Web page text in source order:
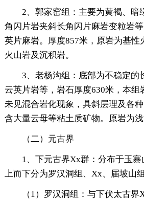
2、郭家窑组：主要为黄褐、暗
角闪片岩夹斜长角闪片麻岩变粒岩
英片麻岩。厚度857米，原岩为基性
火山岩及沉积岩。
3、老杨沟组：底部为不稳定的
云英片岩等，岩石厚度630米，本组
未见混合岩化现象，具斜层理及各
含大量云母等粘土质矿物。原岩为浅
（二）元古界
1、下元古界Xx群：分布于玉
上而下分为罗汉洞组、Xx、届坡山
（1）罗汉洞组：与下伏太古